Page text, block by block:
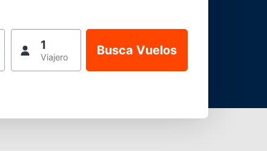
1
Viajero